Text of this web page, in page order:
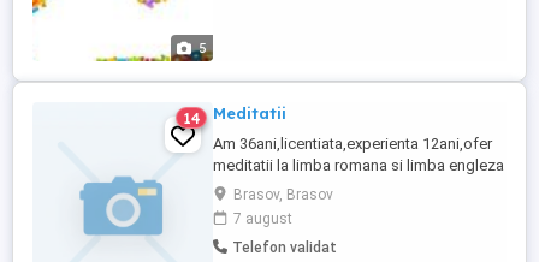
5
14 Meditatii
Am 36ani,licentiata,experienta 12ani,ofer
meditatii la limba romana si limba engleza
orice nivel; limba germana nivel
incepator.Se pot face si temele,daca este
cazul,sau doar verificarea lor plus
aprofundarea cunostintelor.Sedinta este
Brasov, Brasov
7 august
Telefon validat